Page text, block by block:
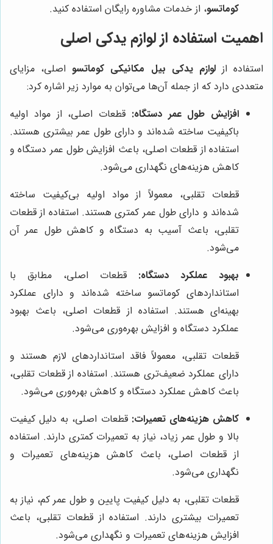
کوماتسو، از خدمات مشاوره رایگان استفاده کنید.
اهمیت استفاده از لوازم یدکی اصلی
استفاده ازلوازم یدکی بیل مکانیکی کوماتسواصلی، مزایای
متعددی دارد که از جمله آن‌ها می‌توان به موارد زیر اشاره کرد:
افزایش طول عمر دستگاه: قطعات اصلی، از مواد اولیه
باکیفیت ساخته شده‌اند و دارای طول عمر بیشتری هستند.
استفاده از قطعات اصلی، باعث افزایش طول عمر دستگاه و
کاهش هزینه‌های نگهداری می‌شود.
قطعات تقلبی، معمولاً از مواد اولیه بی‌کیفیت ساخته
شده‌اند و دارای طول عمر کمتری هستند. استفاده از قطعات
تقلبی، باعث آسیب به دستگاه و کاهش طول عمر آن
می‌شود.
بهبود عملکرد دستگاه: قطعات اصلی، مطابق با
استانداردهای کوماتسو ساخته شده‌اند و دارای عملکرد
بهینه‌ای هستند. استفاده از قطعات اصلی، باعث بهبود
عملکرد دستگاه و افزایش بهره‌وری می‌شود.
قطعات تقلبی، معمولاً فاقد استانداردهای لازم هستند و
دارای عملکرد ضعیف‌تری هستند. استفاده از قطعات تقلبی،
باعث کاهش عملکرد دستگاه و کاهش بهره‌وری می‌شود.
کاهش هزینه‌های تعمیرات: قطعات اصلی، به دلیل کیفیت
بالا و طول عمر زیاد، نیاز به تعمیرات کمتری دارند. استفاده
از قطعات اصلی، باعث کاهش هزینه‌های تعمیرات و
نگهداری می‌شود.
قطعات تقلبی، به دلیل کیفیت پایین و طول عمر کم، نیاز به
تعمیرات بیشتری دارند. استفاده از قطعات تقلبی، باعث
افزایش هزینه‌های تعمیرات و نگهداری می‌شود.